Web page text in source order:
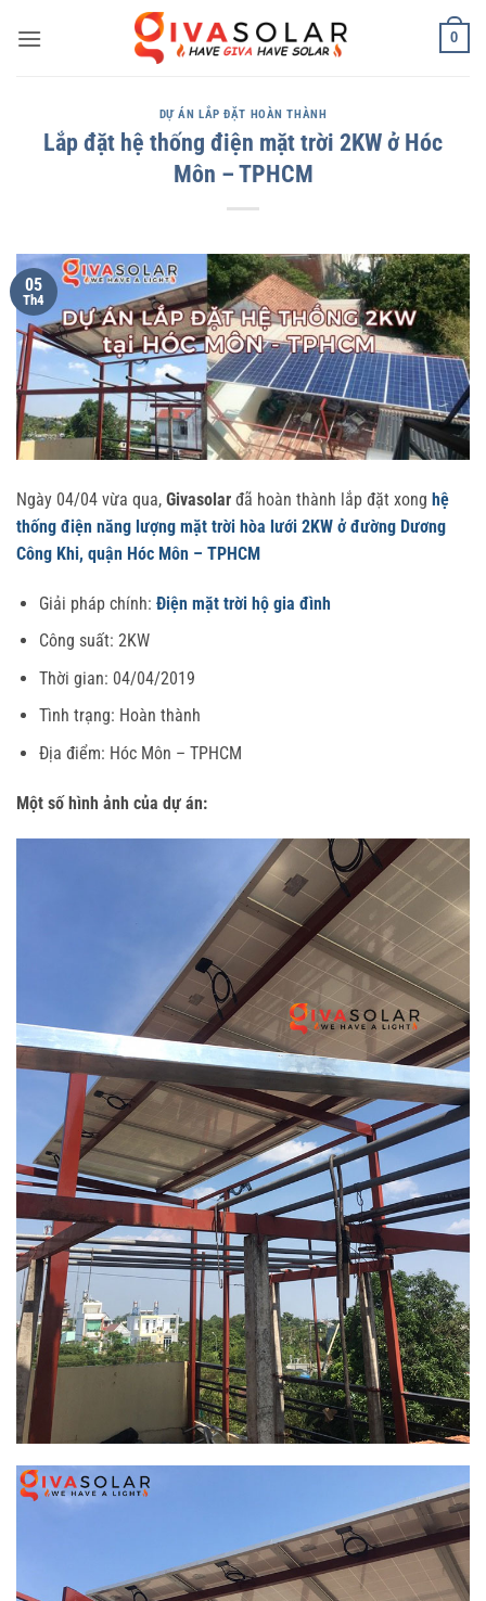
qua
0
DỰ ÁN LẮP ĐẶT HOÀN THÀNH
Lắp đặt hệ thống điện mặt trời 2KW ở Hóc
Môn – TPHCM
05
Th4
Ngày 04/04 vừa qua, Givasolar đã hoàn thành lắp đặt xong hệ
thống điện năng lượng mặt trời hòa lưới 2KW ở đường Dương
Công Khi, quận Hóc Môn – TPHCM
Giải pháp chính: Điện mặt trời hộ gia đình
Công suất: 2KW
Thời gian: 04/04/2019
Tình trạng: Hoàn thành
Địa điểm: Hóc Môn – TPHCM
Một số hình ảnh của dự án: